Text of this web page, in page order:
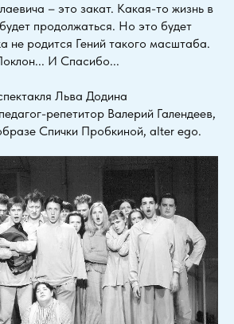
– это закат. Какая-то жизнь в
продолжаться. Но это будет
не родится Гений такого масштаба.
И Спасибо...
Льва Додина
репетитор Валерий Галендеев,
Спички Пробкиной, alter ego.